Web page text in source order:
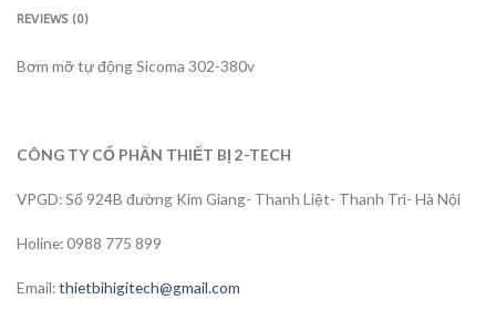
REVIEWS (0)
Bơm mỡ tự động Sicoma 302-380v
CÔNG TY CỔ PHẦN THIẾT BỊ 2-TECH
VPGD: Số 924B đường Kim Giang- Thanh Liệt- Thanh Trì- Hà Nội
Holine: 0988 775 899
Email:thietbihigitech@gmail.com